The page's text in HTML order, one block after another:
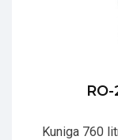
Kuniga 760